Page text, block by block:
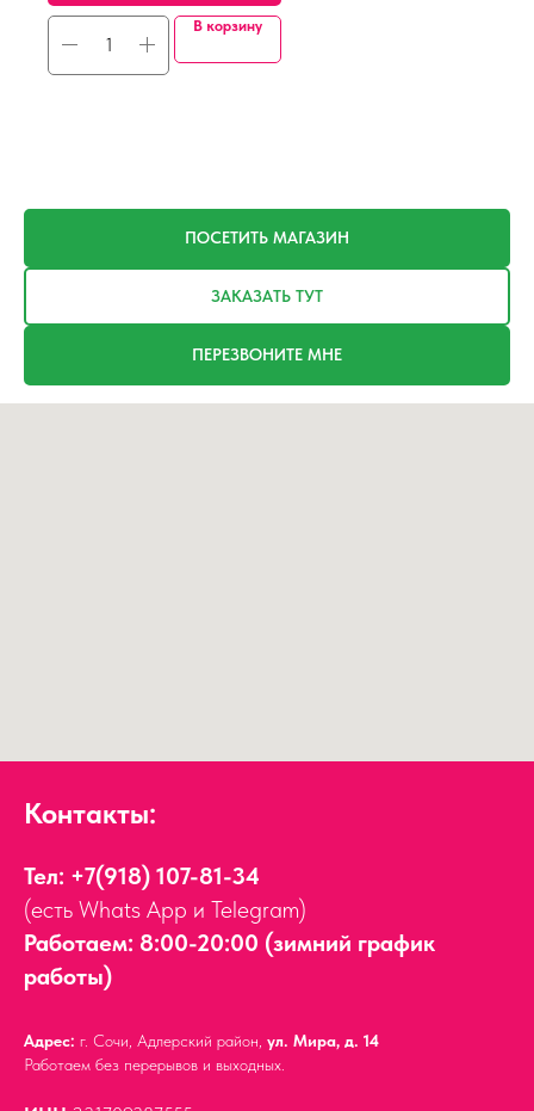
В корзину
ПОСЕТИТЬ МАГАЗИН
ЗАКАЗАТЬ ТУТ
ПЕРЕЗВОНИТЕ МНЕ
Контакты:
Тел: +7(918) 107-81-34
(есть Whats App и Telegram)
Работаем: 8:00-20:00 (зимний график
работы)
Адрес: г. Сочи, Адлерский район, ул. Мира, д. 14
Работаем без перерывов и выходных.